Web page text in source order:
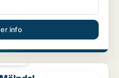
info